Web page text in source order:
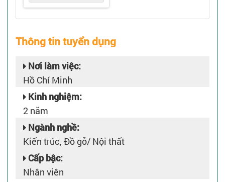
Thông tin tuyển dụng
Nơi làm việc:
Hồ Chí Minh
Kinh nghiệm:
2 năm
Ngành nghề:
Kiến trúc, Đồ gỗ/ Nội thất
Cấp bậc:
Nhân viên